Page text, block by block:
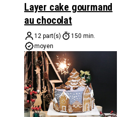
Layer cake gourmand
au chocolat
12 part(s)
150 min.
moyen